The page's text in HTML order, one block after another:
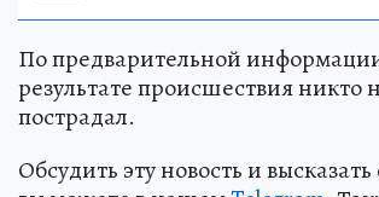
По предварительной
результате происшествия никто
пострадал.
Обсудить эту новость и